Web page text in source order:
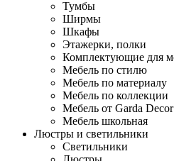
Тумбы
Ширмы
Шкафы
Этажерки, полки
Комплектующие для
Мебель по стилю
Мебель по материалу
Мебель по коллекции
Мебель от Garda Decor
Мебель школьная
Люстры и светильники
Светильники